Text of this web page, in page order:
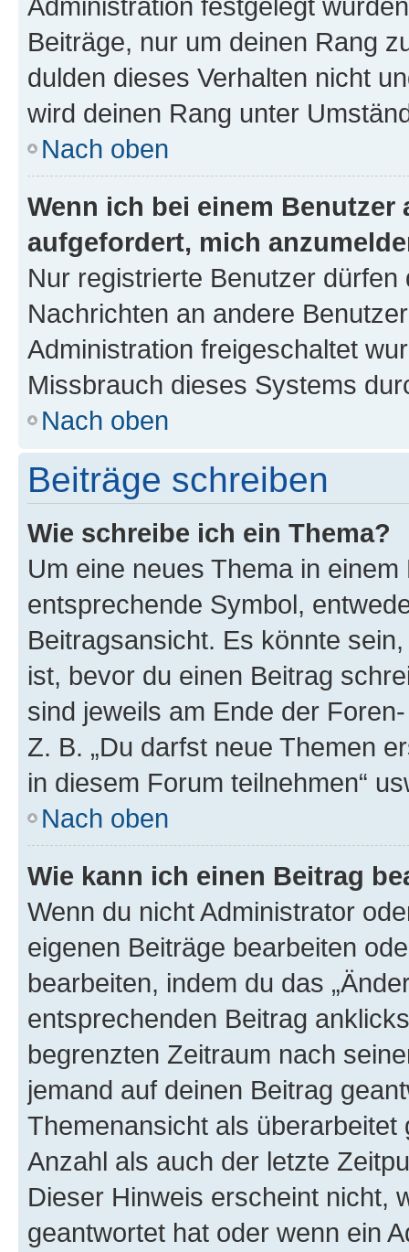
Beiträge, nur um deinen Rang
dulden dieses Verhalten nicht
wird deinen Rang unter
Nach oben
Wenn ich bei einem
aufgefordert, mich
Nur registrierte Benutzer
Nachrichten an andere
Administration freigeschaltet
Missbrauch dieses Systems
Nach oben
Beiträge schreiben
Wie schreibe ich ein Thema?
Um eine neues Thema in
entsprechende Symbol,
Beitragsansicht. Es könnte
ist, bevor du einen Beitrag
sind jeweils am Ende der
Z. B. „Du darfst neue Themen
in diesem Forum teilnehmen“
Nach oben
Wie kann ich einen Beitrag
Wenn du nicht Administrator
eigenen Beiträge bearbeiten
bearbeiten, indem du das
entsprechenden Beitrag
begrenzten Zeitraum nach
jemand auf deinen Beitrag
Themenansicht als
Anzahl als auch der letzte
Dieser Hinweis erscheint nicht,
geantwortet hat oder wenn ein